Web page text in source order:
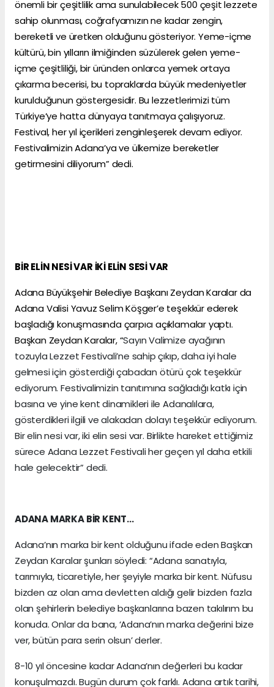
önemli bir çeşitlilik ama sunulabilecek 500 çeşit lezzete
sahip olunması, coğrafyamızın ne kadar zengin,
bereketli ve üretken olduğunu gösteriyor. Yeme-içme
kültürü, bin yılların ilmiğinden süzülerek gelen yeme-
içme çeşitliliği, bir üründen onlarca yemek ortaya
çıkarma becerisi, bu topraklarda büyük medeniyetler
kurulduğunun göstergesidir. Bu lezzetlerimizi tüm
Türkiye’ye hatta dünyaya tanıtmaya çalışıyoruz.
Festival, her yıl içerikleri zenginleşerek devam ediyor.
Festivalimizin Adana’ya ve ülkemize bereketler
getirmesini diliyorum” dedi.
BİR ELİN NESİ VAR İKİ ELİN SESİ VAR
Adana Büyükşehir Belediye Başkanı Zeydan Karalar da
Adana Valisi Yavuz Selim Köşger’e teşekkür ederek
başladığı konuşmasında çarpıcı açıklamalar yaptı.
Başkan Zeydan Karalar, “Sayın Valimize ayağının
tozuyla Lezzet Festivali’ne sahip çıkıp, daha iyi hale
gelmesi için gösterdiği çabadan ötürü çok teşekkür
ediyorum. Festivalimizin tanıtımına sağladığı katkı için
basına ve yine kent dinamikleri ile Adanalılara,
gösterdikleri ilgili ve alakadan dolayı teşekkür ediyorum.
Bir elin nesi var, iki elin sesi var. Birlikte hareket ettiğimiz
sürece Adana Lezzet Festivali her geçen yıl daha etkili
hale gelecektir” dedi.
ADANA MARKA BİR KENT…
Adana’nın marka bir kent olduğunu ifade eden Başkan
Zeydan Karalar şunları söyledi: “Adana sanatıyla,
tarımıyla, ticaretiyle, her şeyiyle marka bir kent. Nüfusu
bizden az olan ama devletten aldığı gelir bizden fazla
olan şehirlerin belediye başkanlarına bazen takılırım bu
konuda. Onlar da bana, ‘Adana’nın marka değerini bize
ver, bütün para serin olsun’ derler.
8-10 yıl öncesine kadar Adana’nın değerleri bu kadar
konuşulmazdı. Bugün durum çok farklı. Adana artık tarihi,